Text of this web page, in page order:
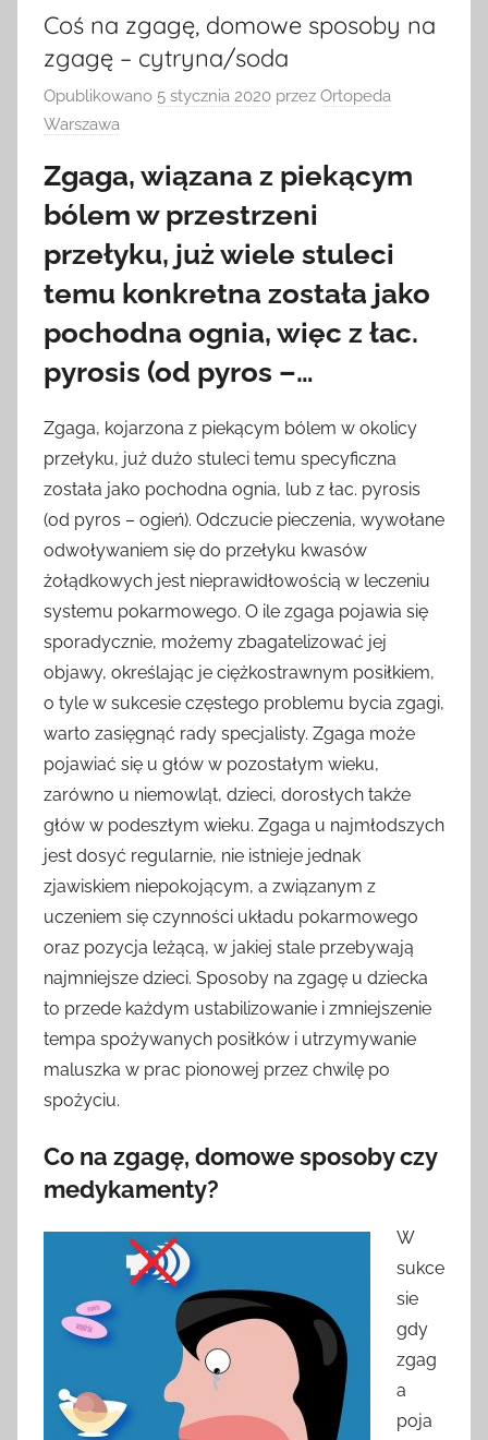
Coś na zgagę, domowe sposoby na
zgagę – cytryna/soda
Opublikowano 5 stycznia 2020 przez Ortopeda
Warszawa
Zgaga, wiązana z piekącym
bólem w przestrzeni
przełyku, już wiele stuleci
temu konkretna została jako
pochodna ognia, więc z łac.
pyrosis (od pyros –…
Zgaga, kojarzona z piekącym bólem w okolicy
przełyku, już dużo stuleci temu specyficzna
została jako pochodna ognia, lub z łac. pyrosis
(od pyros – ogień). Odczucie pieczenia, wywołane
odwoływaniem się do przełyku kwasów
żołądkowych jest nieprawidłowością w leczeniu
systemu pokarmowego. O ile zgaga pojawia się
sporadycznie, możemy zbagatelizować jej
objawy, określając je ciężkostrawnym posiłkiem,
o tyle w sukcesie częstego problemu bycia zgagi,
warto zasięgnąć rady specjalisty. Zgaga może
pojawiać się u głów w pozostałym wieku,
zarówno u niemowląt, dzieci, dorosłych także
głów w podeszłym wieku. Zgaga u najmłodszych
jest dosyć regularnie, nie istnieje jednak
zjawiskiem niepokojącym, a związanym z
uczeniem się czynności układu pokarmowego
oraz pozycja leżącą, w jakiej stale przebywają
najmniejsze dzieci. Sposoby na zgagę u dziecka
to przede każdym ustabilizowanie i zmniejszenie
tempa spożywanych posiłków i utrzymywanie
maluszka w prac pionowej przez chwilę po
spożyciu.
Co na zgagę, domowe sposoby czy
medykamenty?
W
sukce
sie
gdy
zgag
a
poja